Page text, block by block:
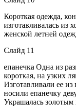
Короткая одежда,
изготавливалась из
женской летней
Слайд 11
епанечка Одна из
короткая, на узких
Изготавливали ее
носили епанечку
Украшалась